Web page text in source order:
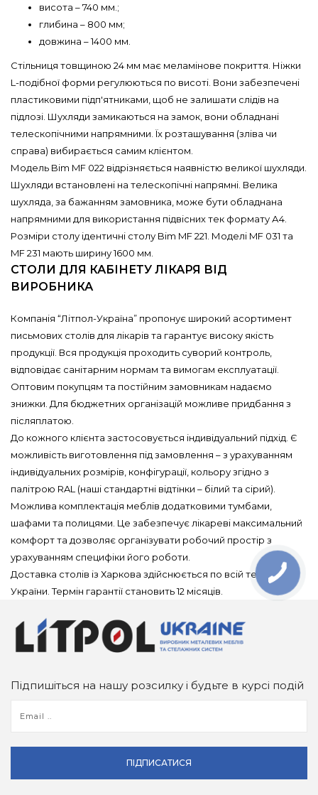
висота – 740 мм.;
глибина – 800 мм;
довжина – 1400 мм.
Стільниця товщиною 24 мм має меламінове покриття. Ніжки
L-подібної форми регулюються по висоті. Вони забезпечені
пластиковими підп'ятниками, щоб не залишати слідів на
підлозі. Шухляди замикаються на замок, вони обладнані
телескопічними напрямними. Їх розташування (зліва чи
справа) вибирається самим клієнтом.
Модель Bim MF 022 відрізняється наявністю великої шухляди.
Шухляди встановлені на телескопічні напрямні. Велика
шухляда, за бажанням замовника, може бути обладнана
напрямними для використання підвісних тек формату А4.
Розміри столу ідентичні столу Bim MF 221. Моделі MF 031 та
MF 231 мають ширину 1600 мм.
СТОЛИ ДЛЯ КАБІНЕТУ ЛІКАРЯ ВІД
ВИРОБНИКА
Компанія “Літпол-Україна” пропонує широкий асортимент
письмових столів для лікарів та гарантує високу якість
продукції. Вся продукція проходить суворий контроль,
відповідає санітарним нормам та вимогам експлуатації.
Оптовим покупцям та постійним замовникам надаємо
знижки. Для бюджетних організацій можливе придбання з
післяплатою.
До кожного клієнта застосовується індивідуальний підхід. Є
можливість виготовлення під замовлення – з урахуванням
індивідуальних розмірів, конфігурації, кольору згідно з
палітрою RAL (наші стандартні відтінки – білий та сірий).
Можлива комплектація меблів додатковими тумбами,
шафами та полицями. Це забезпечує лікареві максимальний
комфорт та дозволяє організувати робочий простір з
урахуванням специфіки його роботи.
Доставка столів із Харкова здійснюється по всій території
України. Термін гарантії становить 12 місяців.
Підпишіться на нашу розсилку і будьте в курсі подій
ПІДПИСАТИСЯ